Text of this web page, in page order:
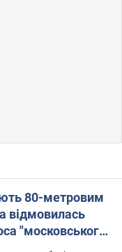
80-метровим
відмовилась
"московського